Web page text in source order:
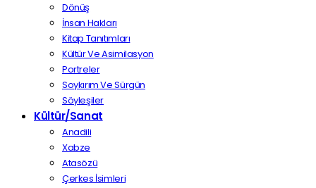
Dönüş
İnsan Hakları
Kitap Tanıtımları
Kültür Ve Asimilasyon
Portreler
Soykırım Ve Sürgün
Söyleşiler
Kültür/Sanat
Anadili
Xabze
Atasözü
Çerkes İsimleri